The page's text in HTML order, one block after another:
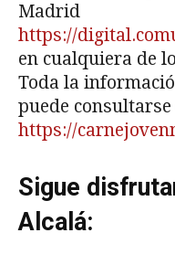
Madrid
https://
en cualquiera de
Toda la
puede
https://
Sigue
Alcalá: